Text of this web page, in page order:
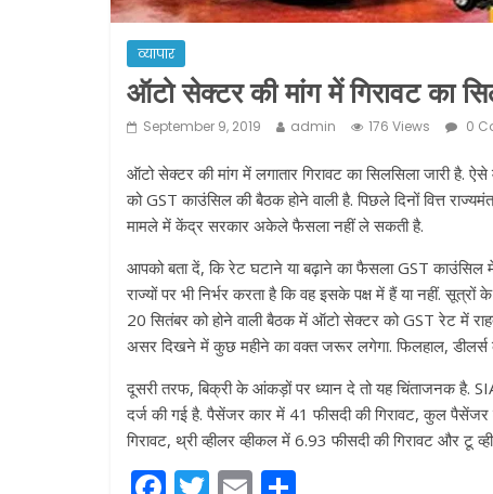
व्यापार
ऑटो सेक्टर की मांग में गिरावट का
September 9, 2019 admin 176 Views 0
ऑटो सेक्टर की मांग में लगातार गिरावट का सिलसिला जारी
को GST काउंसिल की बैठक होने वाली है. पिछले दिनों वित्त
मामले में केंद्र सरकार अकेले फैसला नहीं ले सकती है.
आपको बता दें, कि रेट घटाने या बढ़ाने का फैसला GST काउंसिल
राज्यों पर भी निर्भर करता है कि वह इसके पक्ष में हैं या नहीं.
20 सितंबर को होने वाली बैठक में ऑटो सेक्टर को GST रेट में
असर दिखने में कुछ महीने का वक्त जरूर लगेगा. फिलहाल, डीलर्स
दूसरी तरफ, बिक्री के आंकड़ों पर ध्यान दे तो यह चिंताजनक है.
दर्ज की गई है. पैसेंजर कार में 41 फीसदी की गिरावट, कुल
गिरावट, थ्री व्हीलर व्हीकल में 6.93 फीसदी की गिरावट और टू